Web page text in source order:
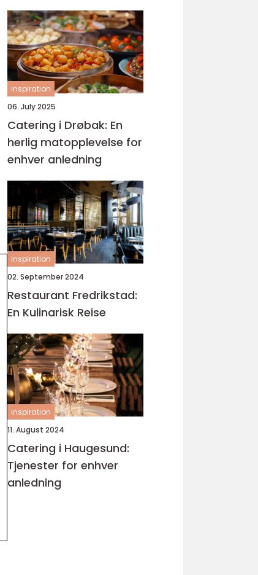
inspiration
06. July 2025
Catering i Drøbak: En
herlig matopplevelse for
enhver anledning
inspiration
02. September 2024
Restaurant Fredrikstad:
En Kulinarisk Reise
inspiration
11. August 2024
Catering i Haugesund:
Tjenester for enhver
anledning